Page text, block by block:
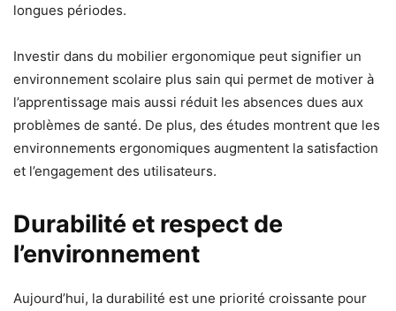
longues périodes.
Investir dans du mobilier ergonomique peut signifier un
environnement scolaire plus sain qui permet de motiver à
l’apprentissage mais aussi réduit les absences dues aux
problèmes de santé. De plus, des études montrent que les
environnements ergonomiques augmentent la satisfaction
et l’engagement des utilisateurs.
Durabilité et respect de
l’environnement
Aujourd’hui, la durabilité est une priorité croissante pour